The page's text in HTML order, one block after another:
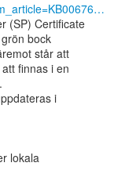
(SP) Certificate
bock
står att
finnas i en
i
lokala